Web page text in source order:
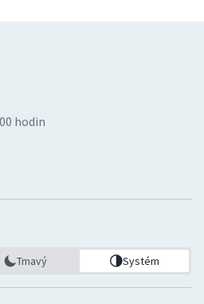
hodin
Tmavý Systém